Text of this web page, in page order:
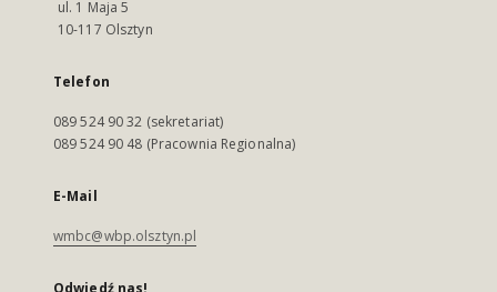
ul. 1 Maja 5
10-117 Olsztyn
Telefon
089 524 90 32 (sekretariat)
089 524 90 48 (Pracownia Regionalna)
E-Mail
wmbc@wbp.olsztyn.pl
Odwiedź nas!